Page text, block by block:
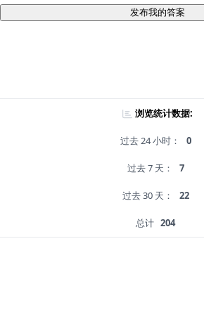
发布我的答案
浏览统计数据:
过去 24 小时： 0
过去 7 天： 7
过去 30 天： 22
总计 204